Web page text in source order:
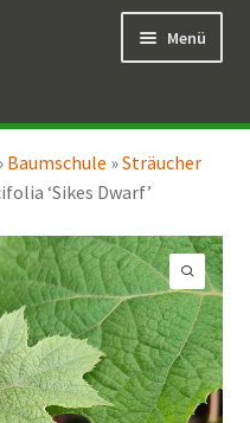
Menü
Baumschule »Sträucher
‘Sikes Dwarf’